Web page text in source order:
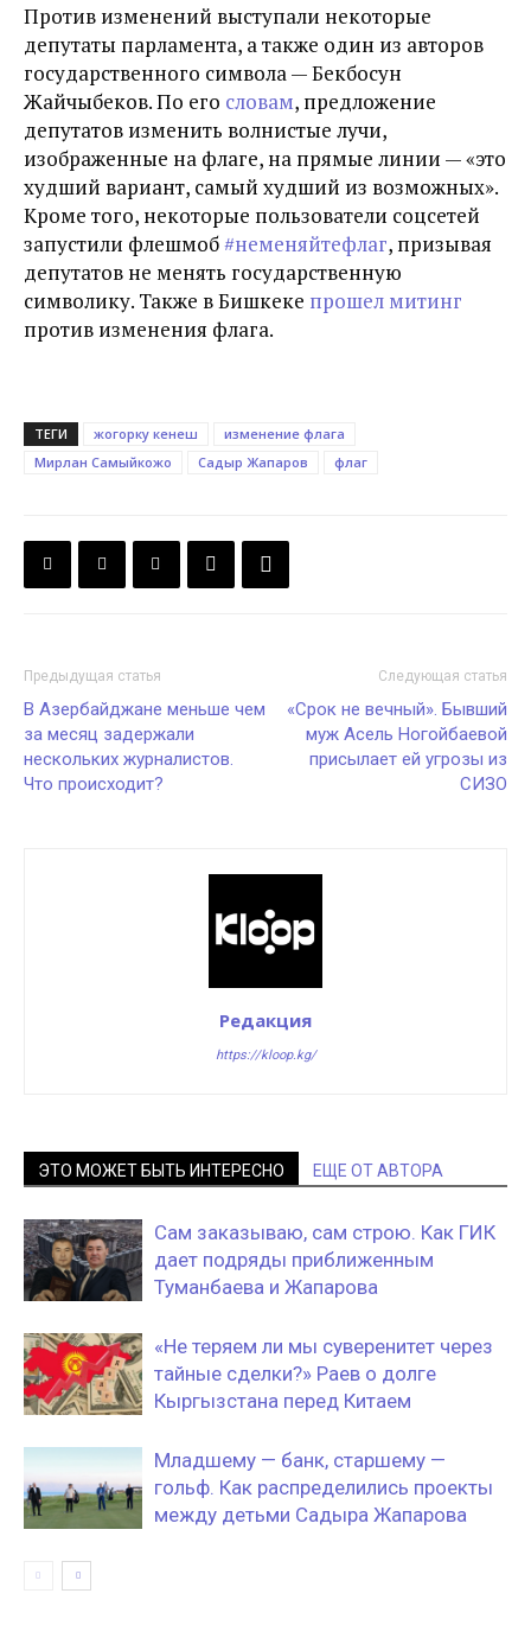
Против изменений выступали некоторые
депутаты парламента, а также один из авторов
государственного символа — Бекбосун
Жайчыбеков. По его словам, предложение
депутатов изменить волнистые лучи,
изображенные на флаге, на прямые линии — «это
худший вариант, самый худший из возможных».
Кроме того, некоторые пользователи соцсетей
запустили флешмоб#неменяйтефлаг, призывая
депутатов не менять государственную
символику. Также в Бишкеке прошел митинг
против изменения флага.
ТЕГИ жогорку кенеш
изменение флага
Мирлан Самыйкожо
Садыр Жапаров флаг
Предыдущая статья
В Азербайджане меньше чем
за месяц задержали
нескольких журналистов.
Что происходит?
Следующая статья
«Срок не вечный». Бывший
муж Асель Ногойбаевой
присылает ей угрозы из
СИЗО
Редакция
https://kloop.kg/
ЭТО МОЖЕТ БЫТЬ ИНТЕРЕСНО ЕЩЕ ОТ АВТОРА
Сам заказываю, сам строю. Как ГИК
дает подряды приближенным
Туманбаева и Жапарова
«Не теряем ли мы суверенитет через
тайные сделки?» Раев о долге
Кыргызстана перед Китаем
Младшему — банк, старшему —
гольф. Как распределились проекты
между детьми Садыра Жапарова